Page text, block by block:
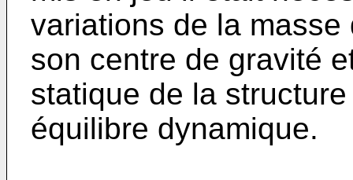
variations de la
son centre de gravité
statique de la
équilibre dynamique.